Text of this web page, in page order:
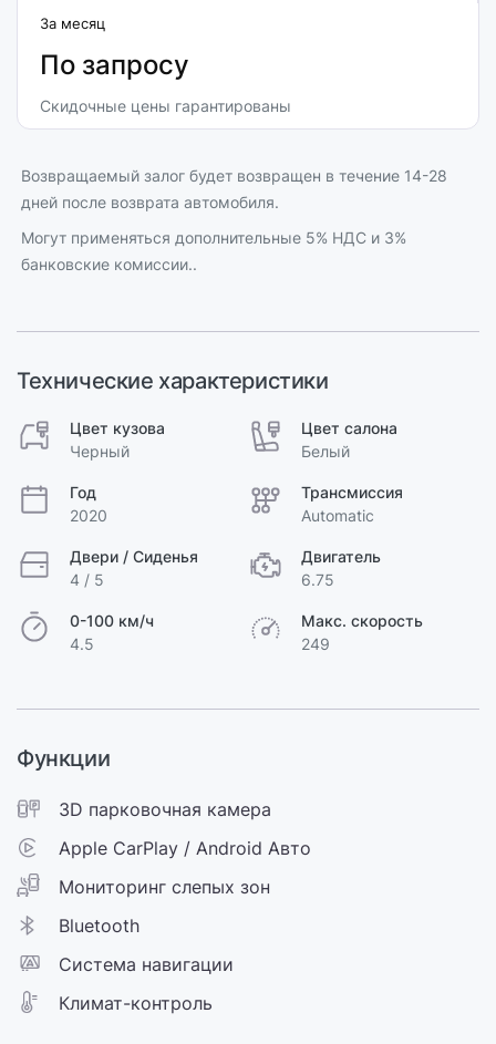
За месяц
По запросу
Скидочные цены гарантированы
Возвращаемый залог будет возвращен в течение 14-28
дней после возврата автомобиля.
Могут применяться дополнительные 5% НДС и 3%
банковские комиссии..
Технические характеристики
Цвет кузова
Черный
Цвет салона
Белый
Год
2020
Трансмиссия
Automatic
Двери / Сиденья
4 / 5
Двигатель
6.75
0-100 км/ч
4.5
Макс. скорость
249
Функции
3D парковочная камера
Apple CarPlay / Android Авто
Мониторинг слепых зон
Bluetooth
Cистема навигации
Климат-контроль